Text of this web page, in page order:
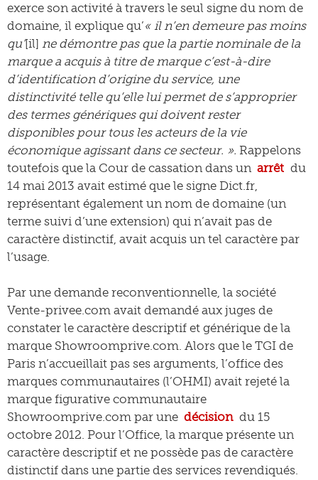
exerce son activité à travers le seul signe du nom de
domaine, il explique qu’« il n’en demeure pas moins
qu’[il] ne démontre pas que la partie nominale de la
marque a acquis à titre de marque c’est-à-dire
d’identification d’origine du service, une
distinctivité telle qu’elle lui permet de s’approprier
des termes génériques qui doivent rester
disponibles pour tous les acteurs de la vie
économique agissant dans ce secteur. ». Rappelons
toutefois que la Cour de cassation dans un arrêt du
14 mai 2013 avait estimé que le signe Dict.fr,
représentant également un nom de domaine (un
terme suivi d’une extension) qui n’avait pas de
caractère distinctif, avait acquis un tel caractère par
l’usage.
Par une demande reconventionnelle, la société
Vente-privee.com avait demandé aux juges de
constater le caractère descriptif et générique de la
marque Showroomprive.com. Alors que le TGI de
Paris n’accueillait pas ses arguments, l’office des
marques communautaires (l’OHMI) avait rejeté la
marque figurative communautaire
Showroomprive.com par une décision du 15
octobre 2012. Pour l’Office, la marque présente un
caractère descriptif et ne possède pas de caractère
distinctif dans une partie des services revendiqués.